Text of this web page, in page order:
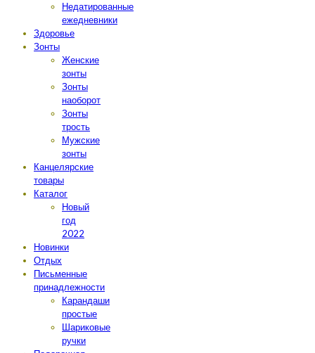
Недатированные
ежедневники
Здоровье
Зонты
Женские
зонты
Зонты
наоборот
Зонты
трость
Мужские
зонты
Канцелярские
товары
Каталог
Новый
год
2022
Новинки
Отдых
Письменные
принадлежности
Карандаши
простые
Шариковые
ручки